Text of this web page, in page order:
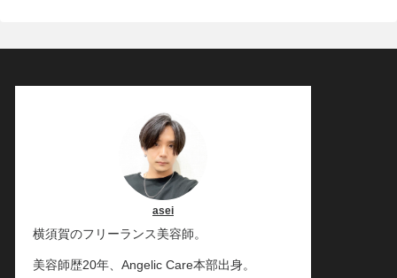
asei
横須賀のフリーランス美容師。
美容師歴20年、Angelic Care本部出身。